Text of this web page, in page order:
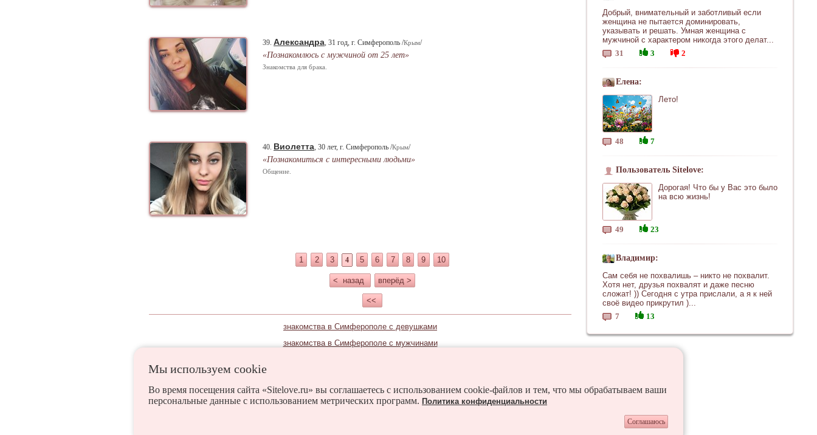
Добрый, внимательный и заботливый если
женщина не пытается доминировать,
указывать и решать. Умная женщина с
мужчиной с характером никогда этого делат...
31
3 2
Елена:
Лето!
48 7
Пользователь Sitelove:
Дорогая! Что бы у Вас это было
на всю жизнь!
49 23
Владимир:
Сам себя не похвалишь – никто не похвалит.
Хотя нет, друзья похвалят и даже песню
сложат! )) Сегодня с утра прислали, а я к ней
своё видео прикрутил )...
7
13
39. Александра, 31 год, г. Симферополь /Крым/
«Познакомлюсь с мужчиной от 25 лет»
Знакомства для брака.
40. Виолетта, 30 лет, г. Симферополь /Крым/
«Познакомиться с интересными людьми»
Общение.
1 2 3 4 5 6 7 8 9 10
< назад вперёд >
<<
знакомства в Симферополе с девушками
знакомства в Симферополе с мужчинами
Алупка Алушта Бахчисарай
Белогорск Гаспра Гвардейское Гурзуф
Мы используем сookie
Во время посещения сайта «Sitelove.ru» вы соглашаетесь с использованием cookie-файлов и тем, что мы обрабатываем ваши
персональные данные с использованием метрических программ. Политика конфиденциальности
Соглашаюсь